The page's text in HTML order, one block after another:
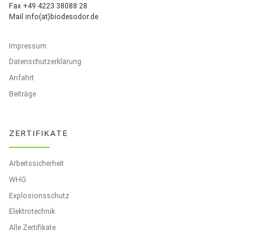
Fax +49 4223 38088 28
Mail info(at)biodesodor.de
Impressum
Datenschutzerklärung
Anfahrt
Beiträge
ZERTIFIKATE
Arbeitssicherheit
WHG
Explosionsschutz
Elektrotechnik
Alle Zertifikate